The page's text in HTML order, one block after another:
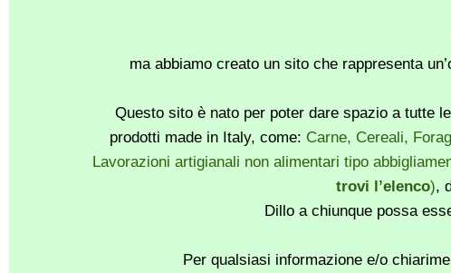
ma abbiamo creato un sito che rappresenta
Questo sito è nato per poter dare spazio a tutte
prodotti made in Italy, come: Carne, Cereali,
Lavorazioni artigianali non alimentari tipo
trovi l’elenco),
Dillo a chiunque possa
Per qualsiasi informazione e/o